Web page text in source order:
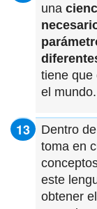
una
tiene que
el mundo.
Dentro
toma en
este
obtener